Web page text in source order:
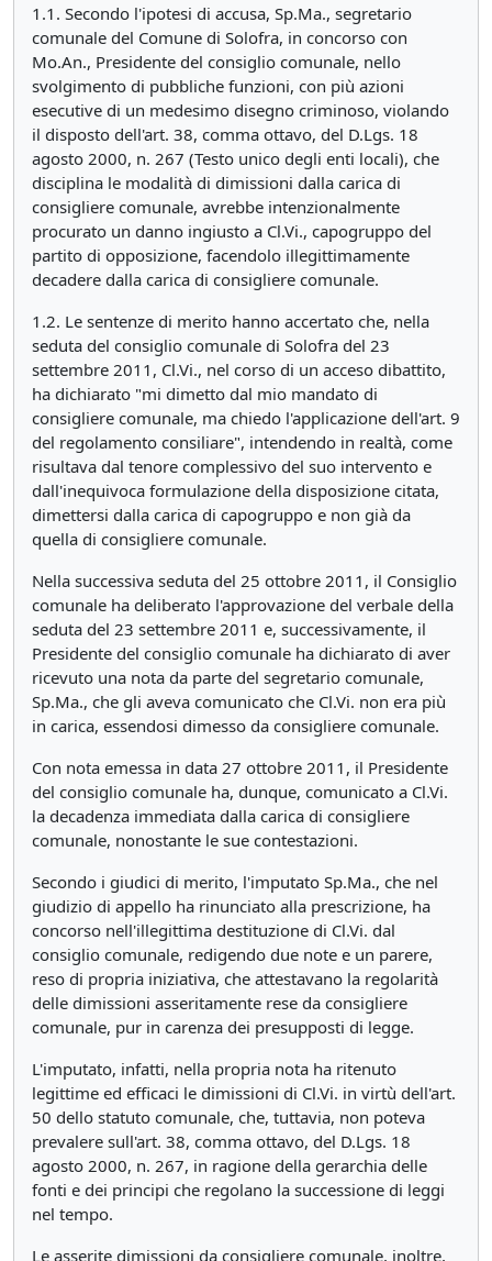
1.1. Secondo l'ipotesi di accusa, Sp.Ma., segretario
comunale del Comune di Solofra, in concorso con
Mo.An., Presidente del consiglio comunale, nello
svolgimento di pubbliche funzioni, con più azioni
esecutive di un medesimo disegno criminoso, violando
il disposto dell'art. 38, comma ottavo, del D.Lgs. 18
agosto 2000, n. 267 (Testo unico degli enti locali), che
disciplina le modalità di dimissioni dalla carica di
consigliere comunale, avrebbe intenzionalmente
procurato un danno ingiusto a Cl.Vi., capogruppo del
partito di opposizione, facendolo illegittimamente
decadere dalla carica di consigliere comunale.
1.2. Le sentenze di merito hanno accertato che, nella
seduta del consiglio comunale di Solofra del 23
settembre 2011, Cl.Vi., nel corso di un acceso dibattito,
ha dichiarato "mi dimetto dal mio mandato di
consigliere comunale, ma chiedo l'applicazione dell'art. 9
del regolamento consiliare", intendendo in realtà, come
risultava dal tenore complessivo del suo intervento e
dall'inequivoca formulazione della disposizione citata,
dimettersi dalla carica di capogruppo e non già da
quella di consigliere comunale.
Nella successiva seduta del 25 ottobre 2011, il Consiglio
comunale ha deliberato l'approvazione del verbale della
seduta del 23 settembre 2011 e, successivamente, il
Presidente del consiglio comunale ha dichiarato di aver
ricevuto una nota da parte del segretario comunale,
Sp.Ma., che gli aveva comunicato che Cl.Vi. non era più
in carica, essendosi dimesso da consigliere comunale.
Con nota emessa in data 27 ottobre 2011, il Presidente
del consiglio comunale ha, dunque, comunicato a Cl.Vi.
la decadenza immediata dalla carica di consigliere
comunale, nonostante le sue contestazioni.
Secondo i giudici di merito, l'imputato Sp.Ma., che nel
giudizio di appello ha rinunciato alla prescrizione, ha
concorso nell'illegittima destituzione di Cl.Vi. dal
consiglio comunale, redigendo due note e un parere,
reso di propria iniziativa, che attestavano la regolarità
delle dimissioni asseritamente rese da consigliere
comunale, pur in carenza dei presupposti di legge.
L'imputato, infatti, nella propria nota ha ritenuto
legittime ed efficaci le dimissioni di Cl.Vi. in virtù dell'art.
50 dello statuto comunale, che, tuttavia, non poteva
prevalere sull'art. 38, comma ottavo, del D.Lgs. 18
agosto 2000, n. 267, in ragione della gerarchia delle
fonti e dei principi che regolano la successione di leggi
nel tempo.
Le asserite dimissioni da consigliere comunale, inoltre,